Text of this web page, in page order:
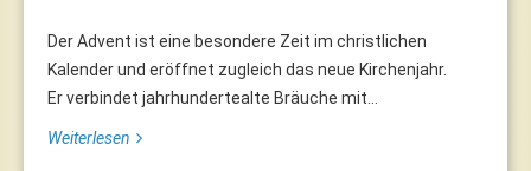
Der Advent ist eine besondere Zeit im christlichen
Kalender und eröffnet zugleich das neue Kirchenjahr.
Er verbindet jahrhundertealte Bräuche mit...
Weiterlesen